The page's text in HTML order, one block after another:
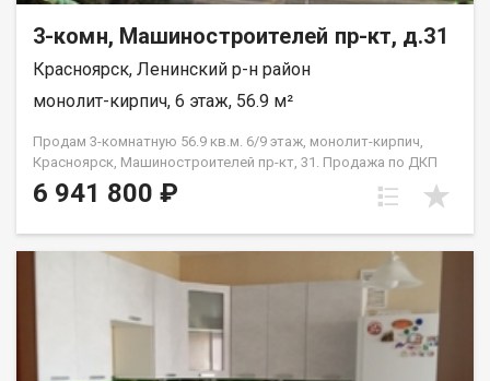
3-комн, Машиностроителей пр-кт, д.31
Красноярск, Ленинский р-н район
монолит-кирпич, 6 этаж, 56.9 м²
Продам 3-комнатную 56.9 кв.м. 6/9 этаж, монолит-кирпич,
Красноярск, Машиностроителей пр-кт, 31. Продажа по ДКП
НЕ ОТ ЗАСТРОЙЩИКА
6 941 800 ₽